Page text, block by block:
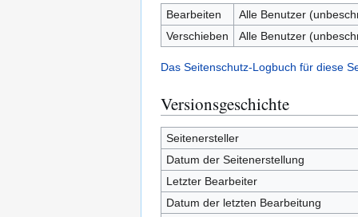
Bearbeiten
Alle Benutzer
Verschieben
Alle Benutzer
Das Seitenschutz-Logbuch für diese
Versionsgeschichte
Seitenersteller
Datum der Seitenerstellung
Letzter Bearbeiter
Datum der letzten Bearbeitung